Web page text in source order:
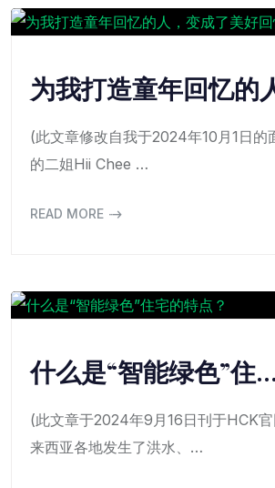
为我打造童年回忆的
(此文章修改自我于2024年10月1日的
的二姐Hii Chee …
READ MORE
什么是“智能绿色”住…
(此文章于2024年9月16日刊于HCK
来西亚各地发生了洪水、…